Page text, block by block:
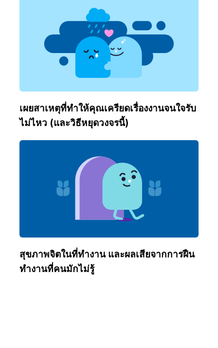
เผยสาเหตุที่ทำให้คุณเครียดเรื่องงานจนใจรับ
ไม่ไหว (และวิธีหยุดวงจรนี้)
สุขภาพจิตในที่ทำงาน และผลเสียจากการฝืน
ทำงานที่คนมักไม่รู้